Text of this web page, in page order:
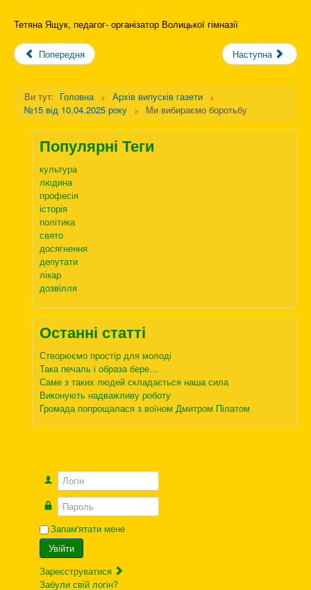
Тетяна Ящук, педагог- організатор Волицької гімназії
Попередня Наступна
Ви тут: Головна
Архів випусків газети
№15 від 10.04.2025 року
Ми вибираємо боротьбу
Популярні Теги
культура
людина
професія
історія
політика
свято
досягнення
депутати
лікар
дозвілля
Останні статті
Створюємо простір для молоді
Така печаль і образа бере…
Саме з таких людей складається наша сила
Виконують надважливу роботу
Громада попрощалася з воїном Дмитром Пілатом
Логін
Пароль
Запам'ятати мене
Увійти
Зареєструватися
Забули свій логін?